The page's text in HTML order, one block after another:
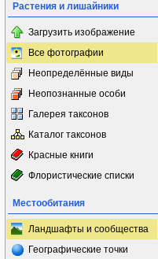
Растения и лишайники
Загрузить изображение
Все фотографии
Неопределённые виды
Неопознанные особи
Галерея таксонов
Каталог таксонов
Красные книги
Флористические списки
Местообитания
Ландшафты и сообщества
Географические точки